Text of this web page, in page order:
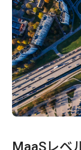
MaaSレベ